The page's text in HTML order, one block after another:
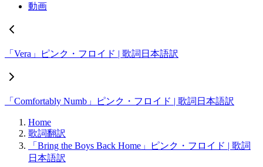
動画
「Vera」ピンク・フロイド | 歌詞日本語訳
「Comfortably Numb」ピンク・フロイド | 歌詞日本語訳
Home
歌詞翻訳
「Bring the Boys Back Home」ピンク・フロイド | 歌詞
日本語訳